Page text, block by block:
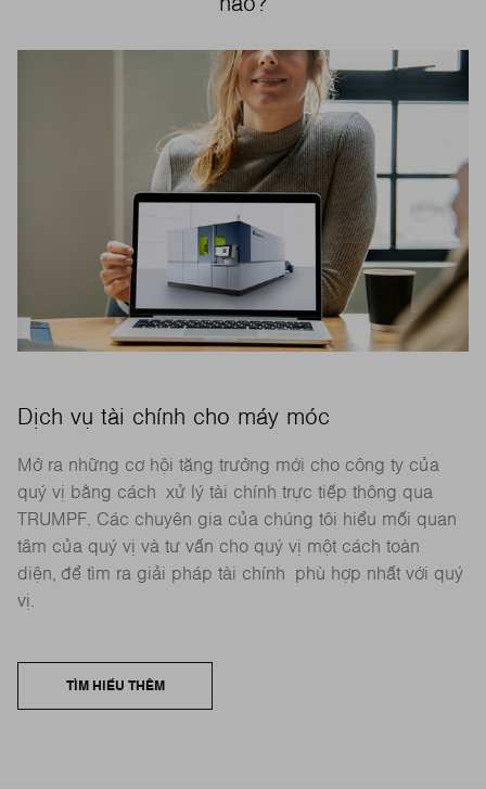
Dịch vụ tài chính cho máy móc
Mở ra những cơ hội tăng trưởng mới cho công ty của
quý vị bằng cách xử lý tài chính trực tiếp thông qua
TRUMPF. Các chuyên gia của chúng tôi hiểu mối quan
tâm của quý vị và tư vấn cho quý vị một cách toàn
diện, để tìm ra giải pháp tài chính phù hợp nhất với quý
vị.
TÌM HIỂU THÊM